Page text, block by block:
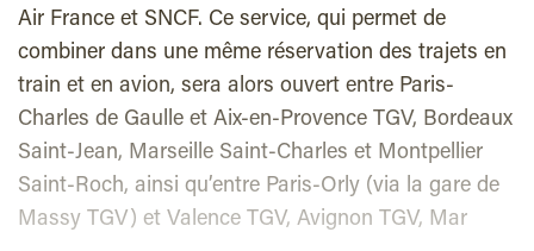
Air France et SNCF. Ce service, qui permet de
combiner dans une même réservation des trajets en
train et en avion, sera alors ouvert entre Paris-
Charles de Gaulle et Aix-en-Provence TGV, Bordeaux
Saint-Jean, Marseille Saint-Charles et Montpellier
Saint-Roch, ainsi qu’entre Paris-Orly (via la gare de
Massy TGV) et Valence TGV, Avignon TGV, Mar